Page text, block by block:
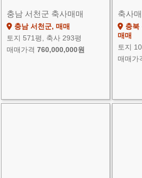
충남 서천군 축사매매
충남 서천군, 매매
토지 571평, 축사 293평
매매가격 760,000,000원
축사
충북
매매
토지
매매가